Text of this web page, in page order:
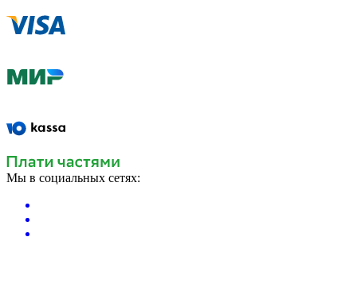
Мы в социальных сетях: